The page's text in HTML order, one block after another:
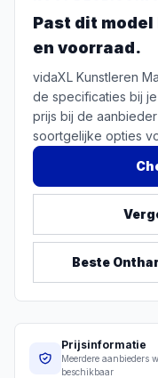
Past dit
en voorraad.
vidaXL Kunstleren
de specificaties bij
prijs bij de
soortgelijke opties
Beste
Prijsinformatie
Meerdere aanbieders
beschikbaar